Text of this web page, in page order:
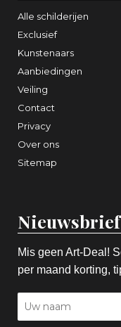
Alle schilderijen
Exclusief
Kunstenaars
Aanbiedingen
Veiling
Contact
Privacy
Over ons
Sitemap
Mis geen Art-Deal!
per maand korting,